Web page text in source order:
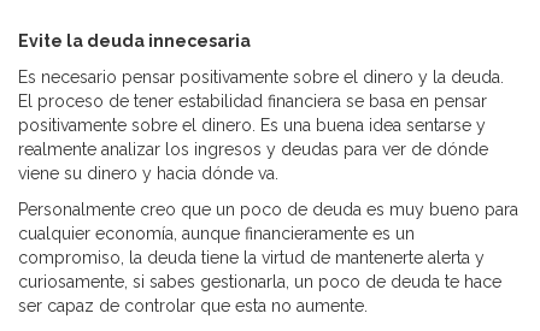
Evite la deuda innecesaria
Es necesario pensar positivamente sobre el dinero y la deuda.
El proceso de tener estabilidad financiera se basa en pensar
positivamente sobre el dinero. Es una buena idea sentarse y
realmente analizar los ingresos y deudas para ver de dónde
viene su dinero y hacia dónde va.
Personalmente creo que un poco de deuda es muy bueno para
cualquier economía, aunque financieramente es un
compromiso, la deuda tiene la virtud de mantenerte alerta y
curiosamente, si sabes gestionarla, un poco de deuda te hace
ser capaz de controlar que esta no aumente.